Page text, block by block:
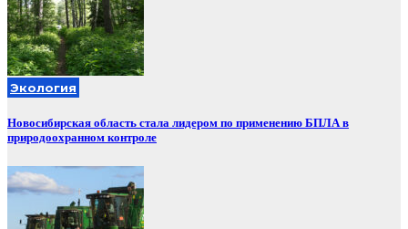
Экология
Новосибирская область стала лидером по применению БПЛА в
природоохранном контроле